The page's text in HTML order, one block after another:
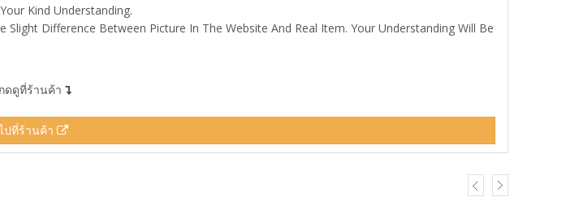
Kind Understanding.
Difference Between Picture In The Website And Real Item. Your Understanding Will Be
ดดูที่ร้านค้า
ปที่ร้านค้า